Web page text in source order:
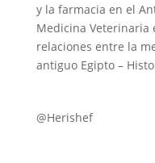
y la farmacia en el
Medicina Veterinaria
relaciones entre la
antiguo Egipto –
@Herishef